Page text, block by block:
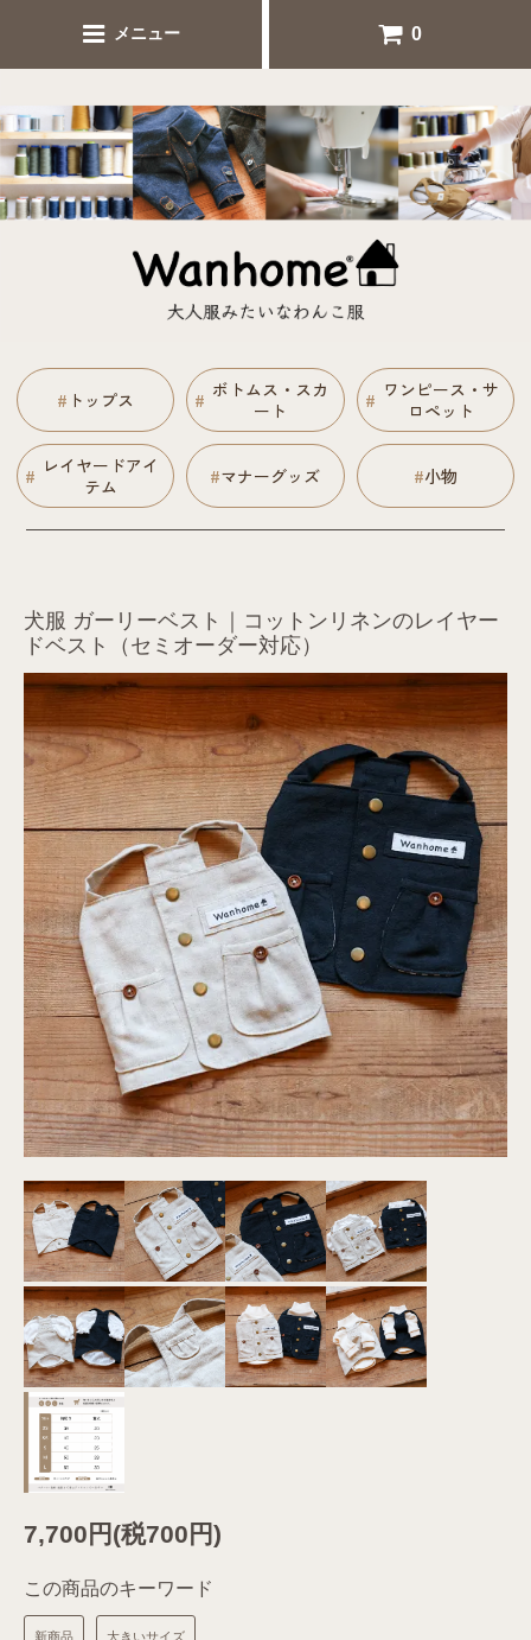
Wanhome
メニュー 0
# トップス # ボトムス・スカ
ート
# ワンピース・サ
ロペット
# レイヤードアイ
テム
#マナーグッズ #小物
犬服 ガーリーベスト｜コットンリネンのレイヤー
ドベスト（セミオーダー対応）
7,700円(税700円)
この商品のキーワード
新商品 大きいサイズ